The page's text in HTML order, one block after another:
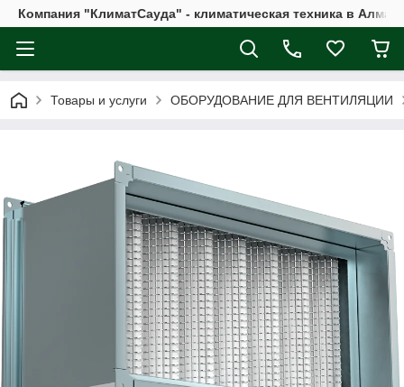
Компания "КлиматСауда" - климатическая техника в
Товары и услуги ОБОРУДОВАНИЕ ДЛЯ ВЕНТИЛЯЦИИ